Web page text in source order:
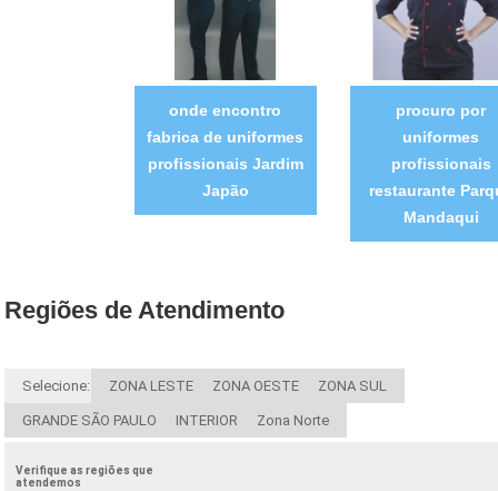
onde encontro
fabrica de uniformes
profissionais Jardim
Japão
procuro por
uniformes
profissionais
restaurante
Mandaqui
Regiões de Atendimento
Selecione: ZONA LESTE ZONA OESTE ZONA SUL
GRANDE SÃO PAULO INTERIOR Zona Norte
Verifique as regiões que
atendemos